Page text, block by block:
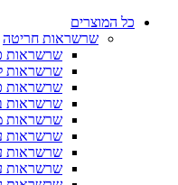
כל המוצרים
שרשראות חריטה
שרשראות
שרשראות
שרשראות
שרשראות
שרשראות
שרשראות
שרשראות
שרשראות